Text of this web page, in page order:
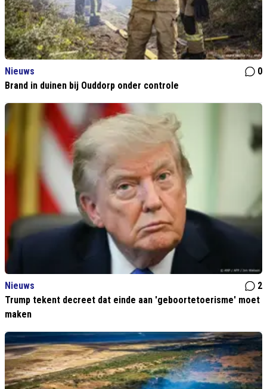
Nieuws
0
Brand in duinen bij Ouddorp onder controle
Nieuws
2
Trump tekent decreet dat einde aan 'geboortetoerisme' moet
maken